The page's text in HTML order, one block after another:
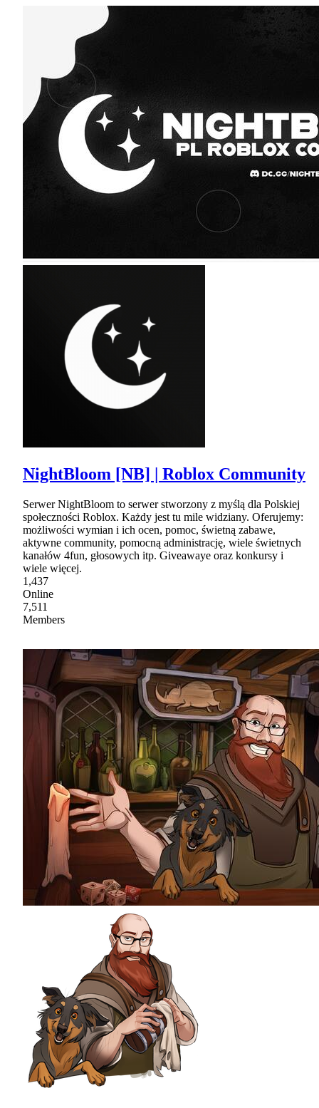
NightBloom [NB] | Roblox Community
Serwer NightBloom to serwer stworzony z myślą dla Polskiej
społeczności Roblox. Każdy jest tu mile widziany. Oferujemy:
możliwości wymian i ich ocen, pomoc, świetną zabawe,
aktywne community, pomocną administrację, wiele świetnych
kanałów 4fun, głosowych itp. Giveawaye oraz konkursy i
wiele więcej.
1,437
Online
7,511
Members